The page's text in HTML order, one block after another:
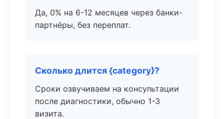
Да, 0% на 6-12 месяцев через банки-
партнёры, без переплат.
Сколько длится {category}?
Сроки озвучиваем на консультации
после диагностики, обычно 1-3
визита.